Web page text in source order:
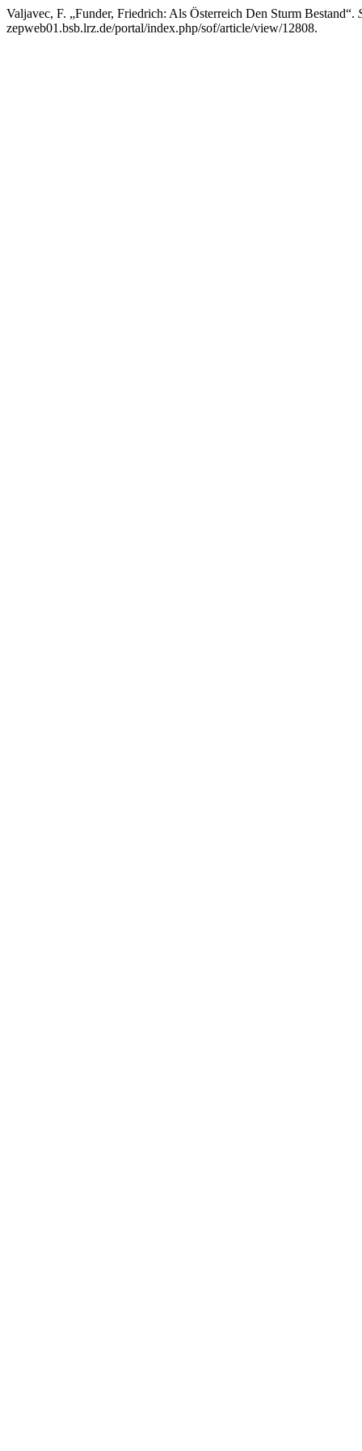
Valjavec, F. „Funder, Friedrich: Als Österreich Den Sturm Bestand“.
zepweb01.bsb.lrz.de/portal/index.php/sof/article/view/12808.